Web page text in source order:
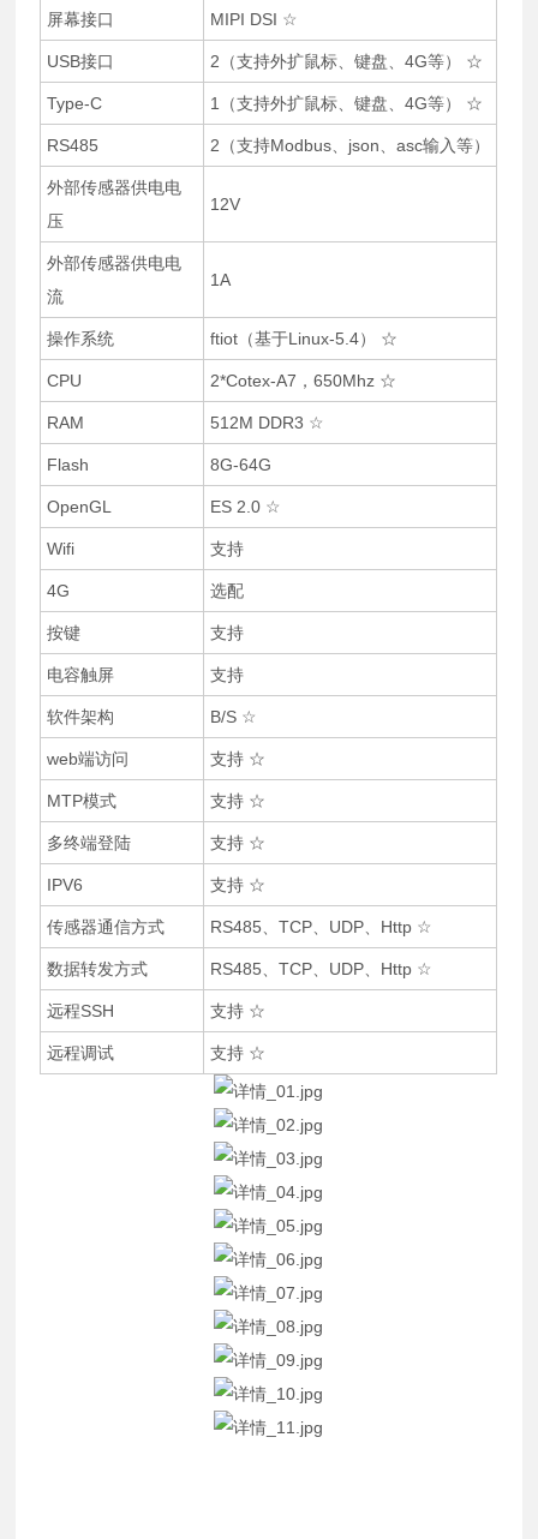
屏幕接口 MIPI DSI ☆
USB接口 2（支持外扩鼠标、键盘、4G等） ☆
Type-C 1（支持外扩鼠标、键盘、4G等） ☆
RS485 2（支持Modbus、json、asc输入等）
外部传感器供电电
压
12V
外部传感器供电电
流
1A
操作系统 ftiot（基于Linux-5.4） ☆
CPU 2*Cotex-A7，650Mhz ☆
RAM 512M DDR3 ☆
Flash 8G-64G
OpenGL ES 2.0 ☆
Wifi 支持
4G 选配
按键 支持
电容触屏 支持
软件架构 B/S ☆
web端访问 支持 ☆
MTP模式 支持 ☆
多终端登陆 支持 ☆
IPV6 支持 ☆
传感器通信方式 RS485、TCP、UDP、Http ☆
数据转发方式 RS485、TCP、UDP、Http ☆
远程SSH 支持 ☆
远程调试 支持 ☆